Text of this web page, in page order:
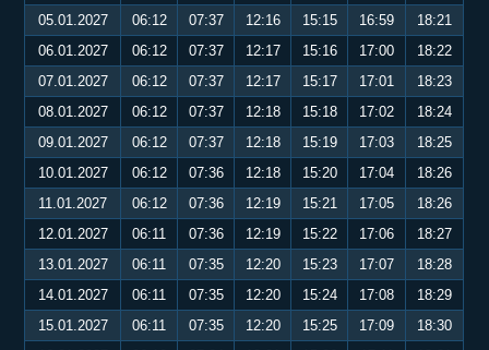
05.01.2027
06:12 07:37 12:16 15:15 16:59
18:21
06.01.2027
06:12 07:37 12:17 15:16 17:00
18:22
07.01.2027
06:12 07:37 12:17 15:17 17:01
18:23
08.01.2027
06:12 07:37 12:18 15:18 17:02
18:24
09.01.2027
06:12 07:37 12:18 15:19 17:03
18:25
10.01.2027
06:12 07:36 12:18 15:20 17:04
18:26
11.01.2027
06:12 07:36 12:19 15:21 17:05
18:26
12.01.2027
06:11 07:36 12:19 15:22 17:06
18:27
13.01.2027
06:11 07:35 12:20 15:23 17:07
18:28
14.01.2027
06:11 07:35 12:20 15:24 17:08
18:29
15.01.2027
06:11 07:35 12:20 15:25 17:09
18:30